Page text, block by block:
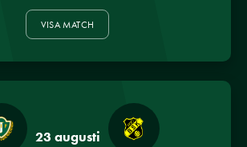
VISA MATCH
23 augusti